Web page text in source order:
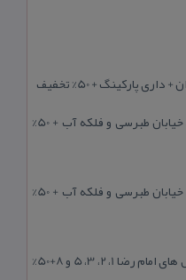
+ 50% تخفیف
لیست هتل آپارتمان های مشهد در هتل خیابان طبرسی و فلکه آب + 50%
لیست هتل آپارتمان های مشهد در هتل خیابان طبرسی و فلکه آب + 50%
رزرو هتل در خیابان امام رضا مشهد | هتل‌ های امام رضا 1، 2، 3، 5 و 8+50%